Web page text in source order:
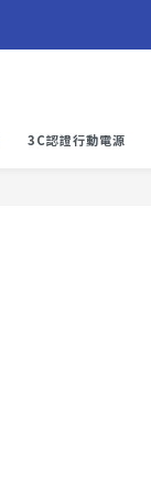
3C認證行動電源